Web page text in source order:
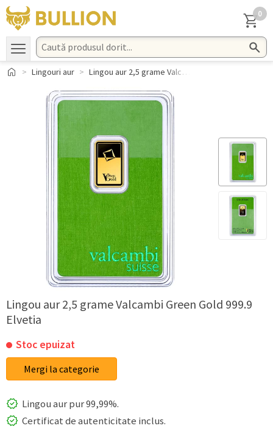
0
Lingouri aur Lingou aur 2,5 grame Valcambi Green Gold 999.9 Elvetia
Lingou aur 2,5 grame Valcambi Green Gold 999.9
Elvetia
Stoc epuizat
Mergi la categorie
Lingou aur pur 99,99%.
Certificat de autenticitate inclus.